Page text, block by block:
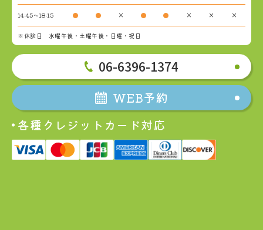
14:45～18:15 ● ● × ● ● × × ×
※休診日 水曜午後・土曜午後・日曜・祝日
06-6396-1374
WEB予約
各種クレジットカード対応